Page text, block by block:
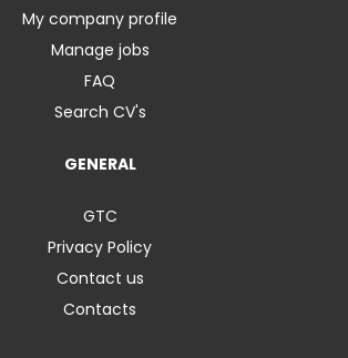
My company profile
Manage jobs
FAQ
Search CV's
GENERAL
GTC
Privacy Policy
Contact us
Contacts